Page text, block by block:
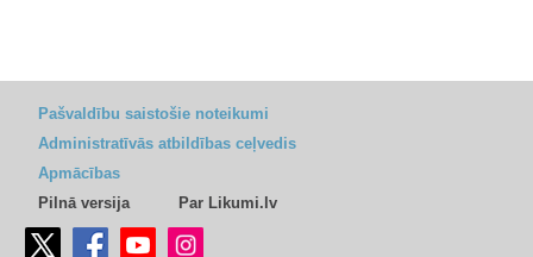
Pašvaldību saistošie noteikumi
Administratīvās atbildības ceļvedis
Apmācības
Pilnā versija
Par Likumi.lv